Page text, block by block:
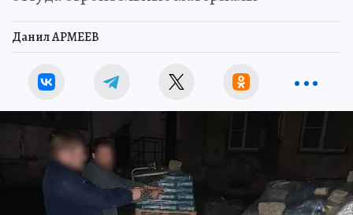
Данил АРМЕЕВ